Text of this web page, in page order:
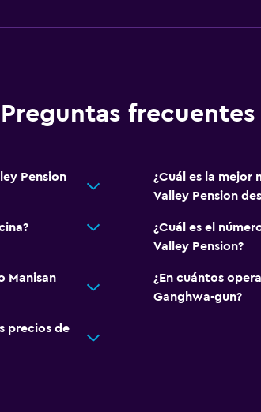
Preguntas frecuentes
Pension
¿Cuál es la mejor
Valley Pension
¿Cuál es el
Valley Pension?
Manisan
¿En cuántos
Ganghwa-gun?
precios de